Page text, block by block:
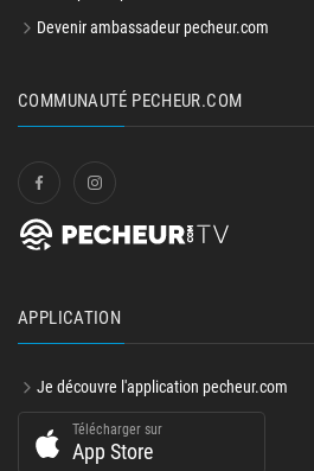
Devenir ambassadeur pecheur.com
COMMUNAUTÉ PECHEUR.COM
APPLICATION
Je découvre l'application pecheur.com
Télécharger sur
App Store